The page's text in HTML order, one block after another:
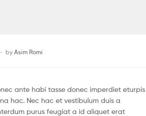
by Asim Romi
ante habi tasse donec imperdiet eturpis
hac. Nec hac et vestibulum duis a
purus feugiat a id aliquet erat